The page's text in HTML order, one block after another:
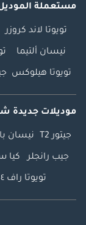
مستعملة
تويوتا لاند كروزر
نيسان ألتيما
تويوتا هيلوكس
موديلات جديدة
جيتور T2 نيسان
جيب رانجلر كيا
تويوتا راف ٤